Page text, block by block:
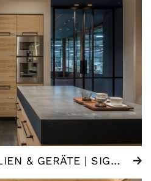
HIGH-END MATERIALIEN & GERÄTE | SIGNATURE KÜCHE